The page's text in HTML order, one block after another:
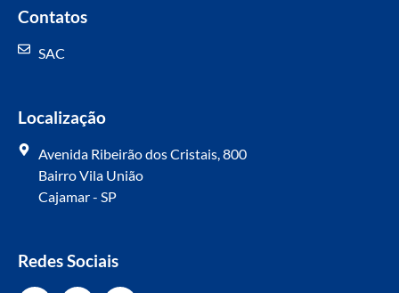
Contatos
SAC
Localização
Avenida Ribeirão dos Cristais, 800
Bairro Vila União
Cajamar - SP
Redes Sociais